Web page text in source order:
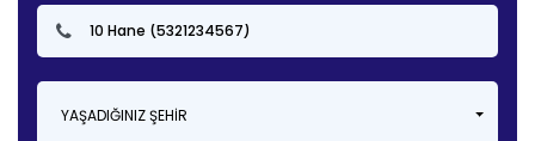
YAŞADIĞINIZ ŞEHIR